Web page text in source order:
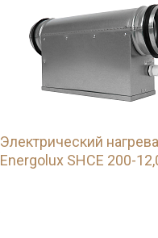
Электрический
Energolux SHCE 200-